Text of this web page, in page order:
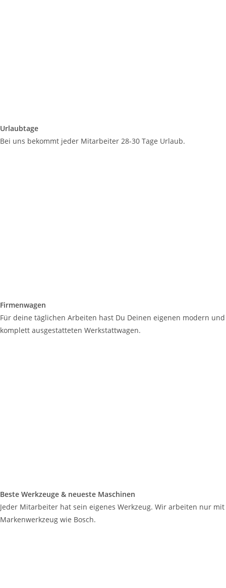
Urlaubtage
Bei uns bekommt jeder Mitarbeiter 28-30 Tage Urlaub.
Firmenwagen
Für deine täglichen Arbeiten hast Du Deinen eigenen modern und
komplett ausgestatteten Werkstattwagen.
Beste Werkzeuge & neueste Maschinen
Jeder Mitarbeiter hat sein eigenes Werkzeug. Wir arbeiten nur mit
Markenwerkzeug wie Bosch.